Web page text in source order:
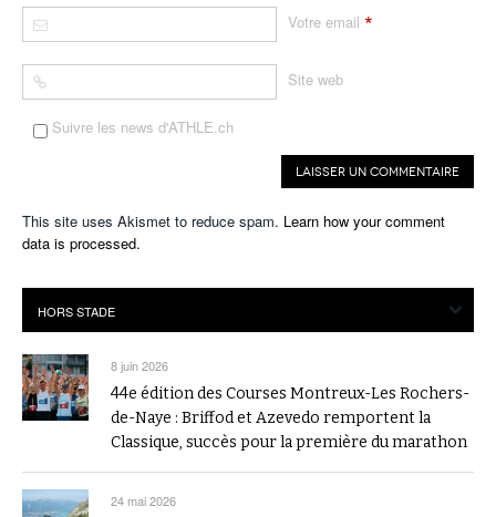
Votre email *
Site web
Suivre les news d'ATHLE.ch
This site uses Akismet to reduce spam. Learn how your comment
data is processed.
8 juin 2026
44e édition des Courses Montreux-Les Rochers-
de-Naye : Briffod et Azevedo remportent la
Classique, succès pour la première du marathon
24 mai 2026